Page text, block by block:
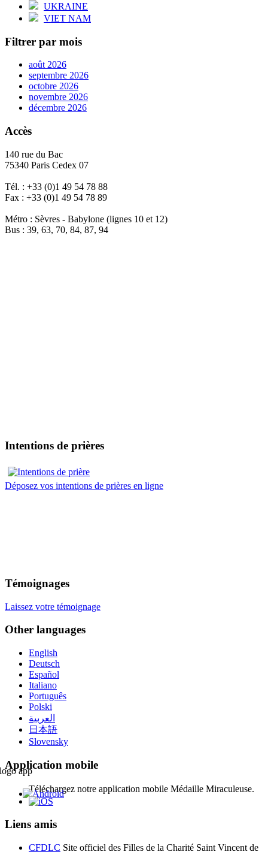
UKRAINE
VIET NAM
Filtrer par mois
août 2026
septembre 2026
octobre 2026
novembre 2026
décembre 2026
Accès
140 rue du Bac
75340 Paris Cedex 07
Tél. : +33 (0)1 49 54 78 88
Fax : +33 (0)1 49 54 78 89
Métro : Sèvres - Babylone (lignes 10 et 12)
Bus : 39, 63, 70, 84, 87, 94
Intentions de prières
Déposez vos intentions de prières en ligne
Témoignages
Laissez votre témoignage
Other languages
English
Deutsch
Español
Italiano
Português
Polski
العربية
日本語
Slovensky
Application mobile
Téléchargez notre application mobile Médaille Miraculeuse.
Liens amis
CFDLC Site officiel des Filles de la Charité Saint Vincent de